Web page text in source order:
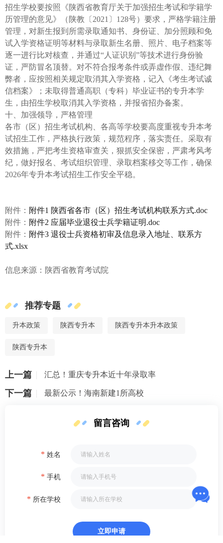
招生学校要按照《陕西省教育厅关于加强招生考试和学籍学
历管理的意见》（陕教〔2021〕128号）要求，严格学籍注册
管理，对新生报到所需录取通知书、身份证、加分照顾和免
试入学资格证明等材料与录取新生名册、照片、电子档案等
逐一进行比对核查，并通过“人证识别”等技术进行身份验
证，严防冒名顶替。对不符合报考条件或弄虚作假、违纪舞
弊者，应按照相关规定取消其入学资格，记入《考生考试诚
信档案》；未取得普通高职（专科）毕业证书的专升本学
生，由招生学校取消其入学资格，并报省招办备案。
十、加强领导，严格管理
各市（区）招生考试机构、各高等学校要高度重视专升本考
试招生工作，严格执行政策，规范程序，落实责任。采取有
效措施，严把考生资格审查关，狠抓安全保密，严肃考风考
纪，做好报名、考试组织管理、录取档案移交等工作，确保
2026年专升本考试招生工作安全平稳。
附件： 附件1 陕西省各市（区）招生考试机构联系方式.doc
附件： 附件2 应届毕业退役士兵学籍证明.doc
附件： 附件3 退役士兵资格初审及信息录入地址、联系方
式.xlsx
信息来源：陕西省教育考试院
推荐专题
升本政策 陕西专升本 陕西专升本升本政策
陕西专升本
上一篇 汇总！重庆专升本近十年录取率
下一篇 最新公示！海南新建1所高校
留言咨询
* 姓名
* 手机
* 所在学校
立即申请